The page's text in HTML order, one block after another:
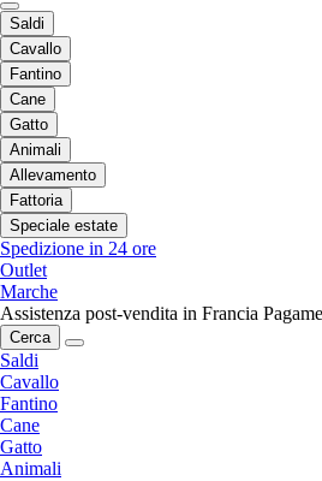
Saldi
Cavallo
Fantino
Cane
Gatto
Animali
Allevamento
Fattoria
Speciale estate
Spedizione in 24 ore
Outlet
Marche
Assistenza post-vendita in Francia
Cerca
Saldi
Cavallo
Fantino
Cane
Gatto
Animali